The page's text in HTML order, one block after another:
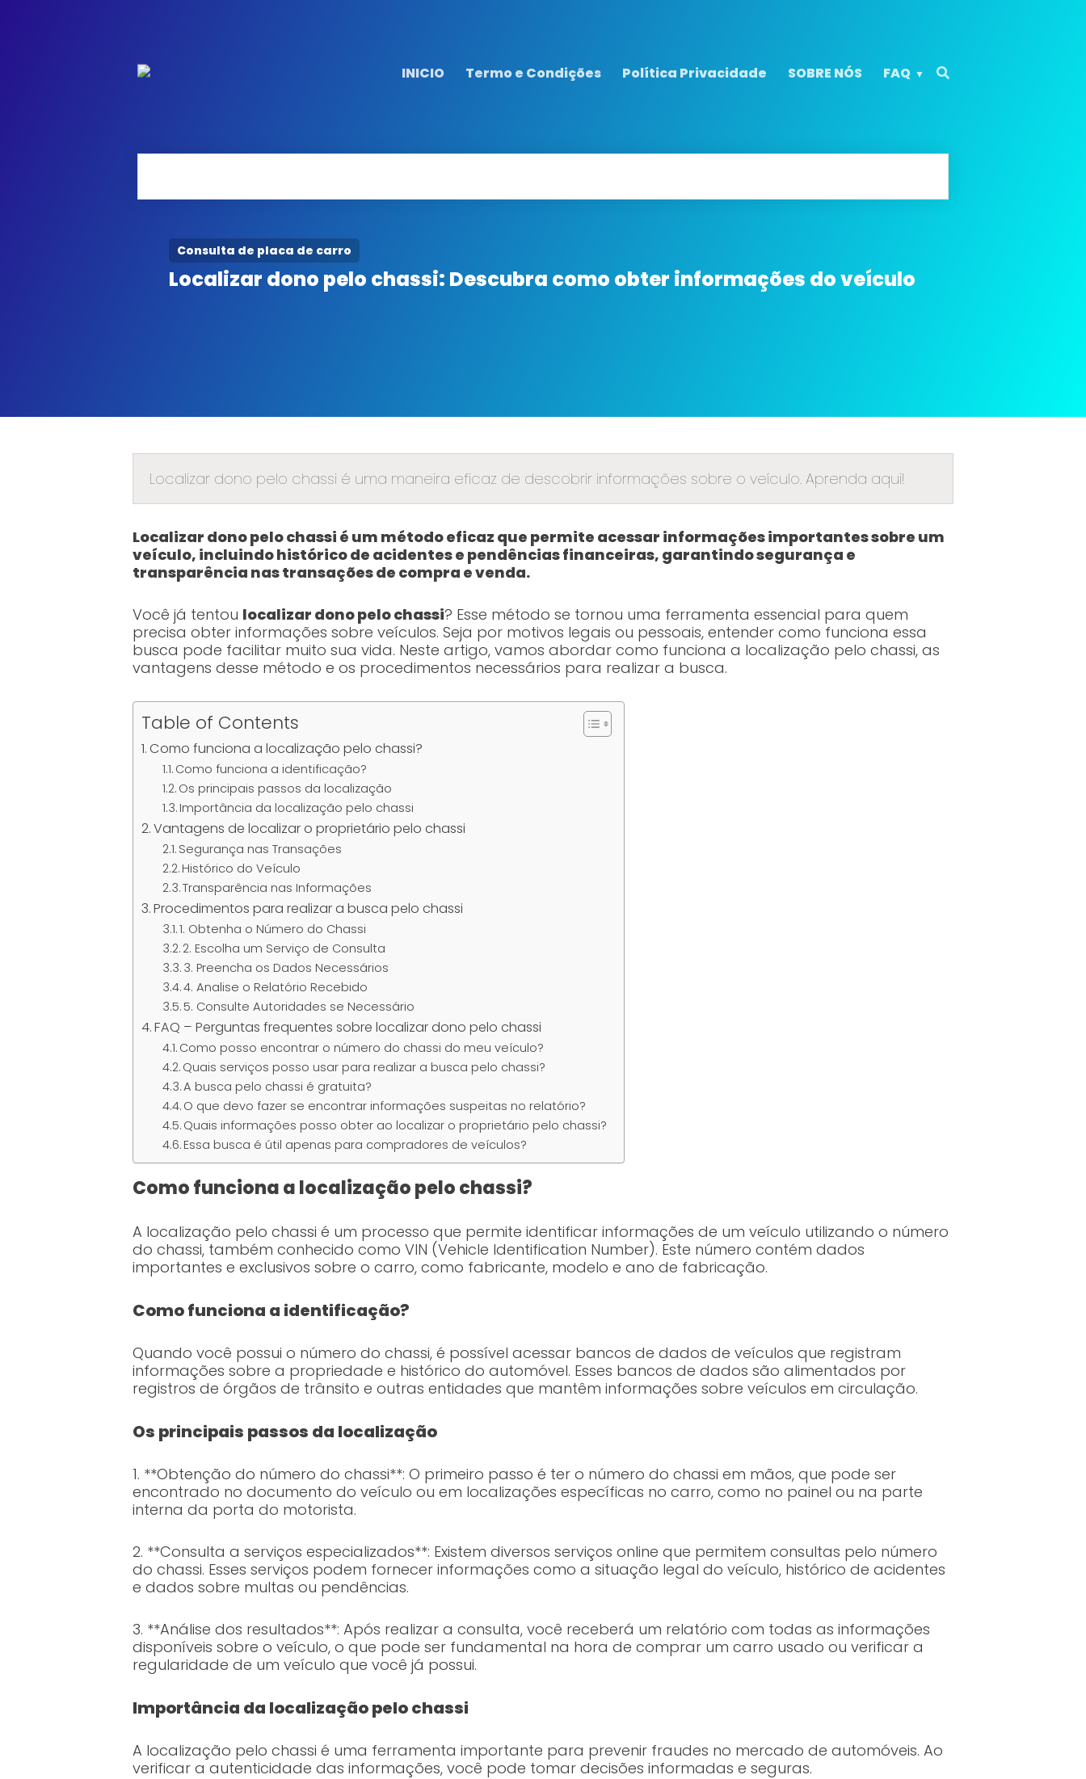
INICIO Termo e Condições Política Privacidade SOBRE NÓS FAQ
Consulta de placa de carro
Localizar dono pelo chassi: Descubra como obter informações do veículo
Localizar dono pelo chassi é uma maneira eficaz de descobrir informações sobre o veículo. Aprenda aqui!
Localizar dono pelo chassi é um método eficaz que permite acessar informações importantes sobre um
veículo, incluindo histórico de acidentes e pendências financeiras, garantindo segurança e
transparência nas transações de compra e venda.
Você já tentou localizar dono pelo chassi? Esse método se tornou uma ferramenta essencial para quem
precisa obter informações sobre veículos. Seja por motivos legais ou pessoais, entender como funciona essa
busca pode facilitar muito sua vida. Neste artigo, vamos abordar como funciona a localização pelo chassi, as
vantagens desse método e os procedimentos necessários para realizar a busca.
Table of Contents
Como funciona a localização pelo chassi?
Como funciona a identificação?
Os principais passos da localização
Importância da localização pelo chassi
Vantagens de localizar o proprietário pelo chassi
Segurança nas Transações
Histórico do Veículo
Transparência nas Informações
Procedimentos para realizar a busca pelo chassi
1. Obtenha o Número do Chassi
2. Escolha um Serviço de Consulta
3. Preencha os Dados Necessários
4. Analise o Relatório Recebido
5. Consulte Autoridades se Necessário
FAQ – Perguntas frequentes sobre localizar dono pelo chassi
Como posso encontrar o número do chassi do meu veículo?
Quais serviços posso usar para realizar a busca pelo chassi?
A busca pelo chassi é gratuita?
O que devo fazer se encontrar informações suspeitas no relatório?
Quais informações posso obter ao localizar o proprietário pelo chassi?
Essa busca é útil apenas para compradores de veículos?
Como funciona a localização pelo chassi?
A localização pelo chassi é um processo que permite identificar informações de um veículo utilizando o número
do chassi, também conhecido como VIN (Vehicle Identification Number). Este número contém dados
importantes e exclusivos sobre o carro, como fabricante, modelo e ano de fabricação.
Como funciona a identificação?
Quando você possui o número do chassi, é possível acessar bancos de dados de veículos que registram
informações sobre a propriedade e histórico do automóvel. Esses bancos de dados são alimentados por
registros de órgãos de trânsito e outras entidades que mantêm informações sobre veículos em circulação.
Os principais passos da localização
1. **Obtenção do número do chassi**: O primeiro passo é ter o número do chassi em mãos, que pode ser
encontrado no documento do veículo ou em localizações específicas no carro, como no painel ou na parte
interna da porta do motorista.
2. **Consulta a serviços especializados**: Existem diversos serviços online que permitem consultas pelo número
do chassi. Esses serviços podem fornecer informações como a situação legal do veículo, histórico de acidentes
e dados sobre multas ou pendências.
3. **Análise dos resultados**: Após realizar a consulta, você receberá um relatório com todas as informações
disponíveis sobre o veículo, o que pode ser fundamental na hora de comprar um carro usado ou verificar a
regularidade de um veículo que você já possui.
Importância da localização pelo chassi
A localização pelo chassi é uma ferramenta importante para prevenir fraudes no mercado de automóveis. Ao
verificar a autenticidade das informações, você pode tomar decisões informadas e seguras.